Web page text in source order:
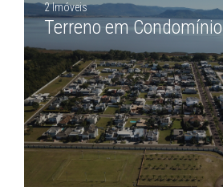
2 Imóveis
Terreno em Condomínio